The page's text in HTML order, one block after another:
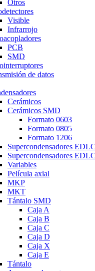
Otros
Visible
Infrarrojo
PCB
SMD
de datos
Cerámicos
Cerámicos SMD
Formato 0603
Formato 0805
Formato 1206
Supercondensadores
Supercondensadores EDLC
Variables
Película axial
MKP
MKT
Tántalo SMD
Caja A
Caja B
Caja C
Caja D
Caja X
Caja E
Tántalo